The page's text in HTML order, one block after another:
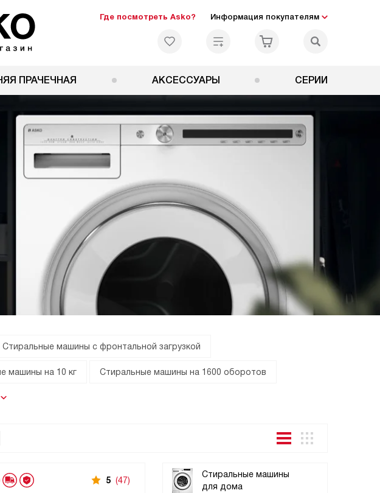
Где посмотреть Asko? Информация покупателям
ПРАЧЕЧНАЯ АКСЕССУАРЫ СЕРИИ
Стиральные машины с фронтальной загрузкой
машины на 10 кг Стиральные машины на 1600 оборотов
Стиральные машины
для дома
5 (47)